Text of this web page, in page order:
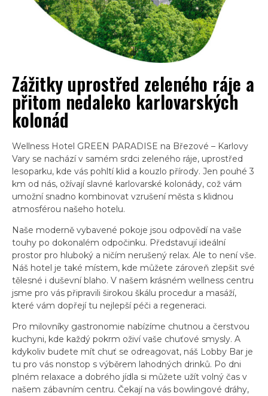
Zážitky uprostřed zeleného ráje a
přitom nedaleko karlovarských
kolonád
Wellness Hotel GREEN PARADISE na Březové – Karlovy
Vary se nachází v samém srdci zeleného ráje, uprostřed
lesoparku, kde vás pohltí klid a kouzlo přírody. Jen pouhé 3
km od nás, ožívají slavné karlovarské kolonády, což vám
umožní snadno kombinovat vzrušení města s klidnou
atmosférou našeho hotelu.
Naše moderně vybavené pokoje jsou odpovědí na vaše
touhy po dokonalém odpočinku. Představují ideální
prostor pro hluboký a ničím nerušený relax. Ale to není vše.
Náš hotel je také místem, kde můžete zároveň zlepšit své
tělesné i duševní blaho. V našem krásném wellness centru
jsme pro vás připravili širokou škálu procedur a masáží,
které vám dopřejí tu nejlepší péči a regeneraci.
Pro milovníky gastronomie nabízíme chutnou a čerstvou
kuchyni, kde každý pokrm oživí vaše chuťové smysly. A
kdykoliv budete mít chuť se odreagovat, náš Lobby Bar je
tu pro vás nonstop s výběrem lahodných drinků. Po dni
plném relaxace a dobrého jídla si můžete užít volný čas v
našem zábavním centru. Čekají na vás bowlingové dráhy,